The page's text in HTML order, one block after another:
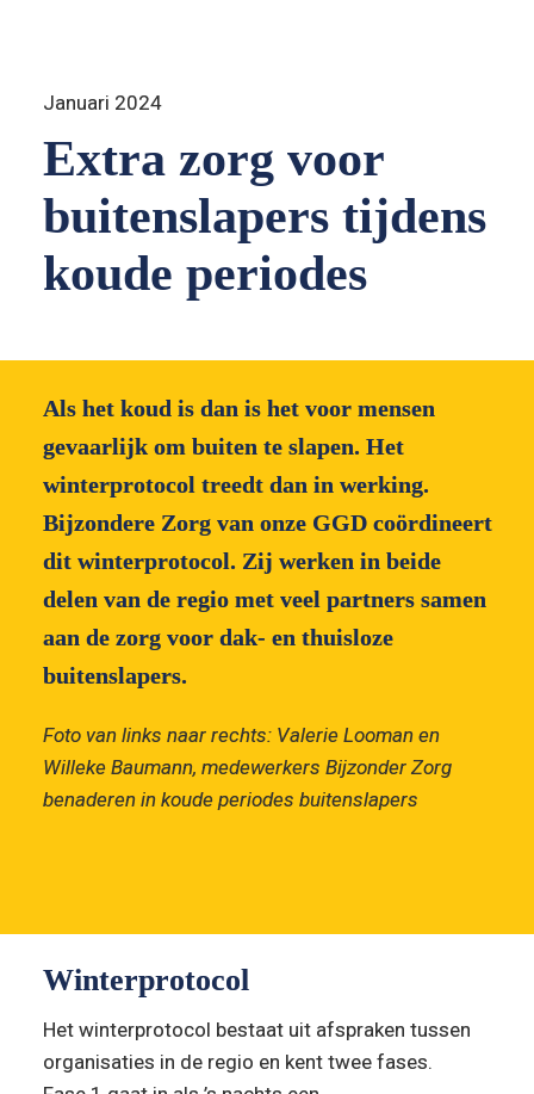
Januari 2024
Extra zorg voor
buitenslapers tijdens
koude periodes
Als het koud is dan is het voor mensen
gevaarlijk om buiten te slapen. Het
winterprotocol treedt dan in werking.
Bijzondere Zorg van onze GGD coördineert
dit winterprotocol. Zij werken in beide
delen van de regio met veel partners samen
aan de zorg voor dak- en thuisloze
buitenslapers.
Foto van links naar rechts: Valerie Looman en
Willeke Baumann, medewerkers Bijzonder Zorg
benaderen in koude periodes buitenslapers
Winterprotocol
Het winterprotocol bestaat uit afspraken tussen
organisaties in de regio en kent twee fases.